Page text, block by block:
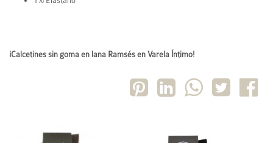
¡Calcetines sin goma en lana Ramsés en Varela Íntimo!